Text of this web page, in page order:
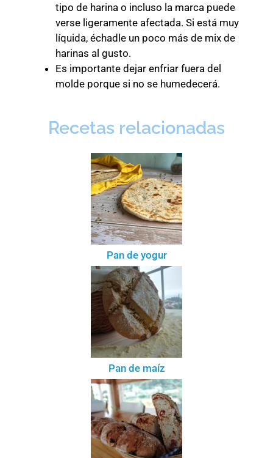
tipo de harina o incluso la marca puede
verse ligeramente afectada. Si está muy
líquida, échadle un poco más de mix de
harinas al gusto.
Es importante dejar enfriar fuera del
molde porque si no se humedecerá.
Recetas relacionadas
Pan de yogur
Pan de maíz